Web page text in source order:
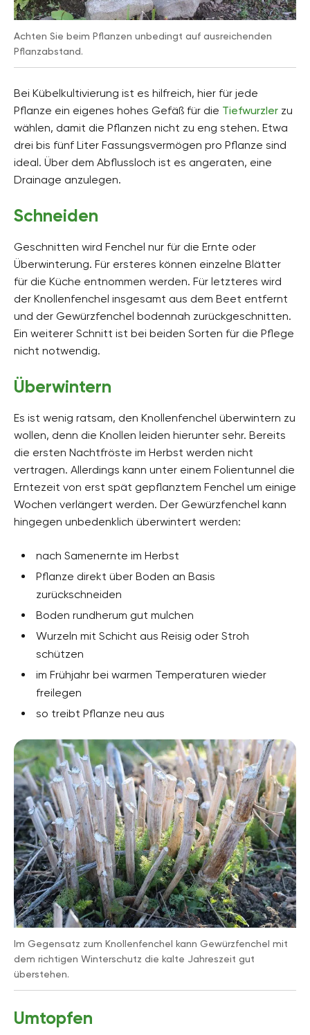
Achten Sie beim Pflanzen unbedingt auf ausreichenden
Pflanzabstand.
Bei Kübelkultivierung ist es hilfreich, hier für jede
Pflanze ein eigenes hohes Gefäß für die Tiefwurzler zu
wählen, damit die Pflanzen nicht zu eng stehen. Etwa
drei bis fünf Liter Fassungsvermögen pro Pflanze sind
ideal. Über dem Abflussloch ist es angeraten, eine
Drainage anzulegen.
Schneiden
Geschnitten wird Fenchel nur für die Ernte oder
Überwinterung. Für ersteres können einzelne Blätter
für die Küche entnommen werden. Für letzteres wird
der Knollenfenchel insgesamt aus dem Beet entfernt
und der Gewürzfenchel bodennah zurückgeschnitten.
Ein weiterer Schnitt ist bei beiden Sorten für die Pflege
nicht notwendig.
Überwintern
Es ist wenig ratsam, den Knollenfenchel überwintern zu
wollen, denn die Knollen leiden hierunter sehr. Bereits
die ersten Nachtfröste im Herbst werden nicht
vertragen. Allerdings kann unter einem Folientunnel die
Erntezeit von erst spät gepflanztem Fenchel um einige
Wochen verlängert werden. Der Gewürzfenchel kann
hingegen unbedenklich überwintert werden:
nach Samenernte im Herbst
Pflanze direkt über Boden an Basis
zurückschneiden
Boden rundherum gut mulchen
Wurzeln mit Schicht aus Reisig oder Stroh
schützen
im Frühjahr bei warmen Temperaturen wieder
freilegen
so treibt Pflanze neu aus
Im Gegensatz zum Knollenfenchel kann Gewürzfenchel mit
dem richtigen Winterschutz die kalte Jahreszeit gut
überstehen.
Umtopfen